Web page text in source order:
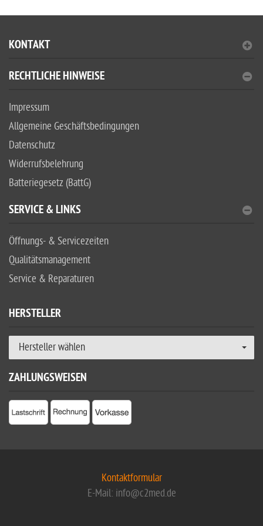
KONTAKT
RECHTLICHE HINWEISE
Impressum
Allgemeine Geschäftsbedingungen
Datenschutz
Widerrufsbelehrung
Batteriegesetz (BattG)
SERVICE & LINKS
Öffnungs- & Servicezeiten
Qualitätsmanagement
Service & Reparaturen
HERSTELLER
Hersteller wählen
ZAHLUNGSWEISEN
Kontaktformular
E-Mail: info@c2med.de